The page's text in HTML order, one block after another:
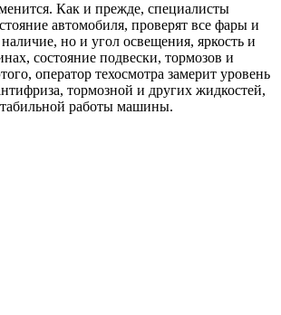
Как и прежде, специалисты
автомобиля, проверят все фары и
но и угол освещения, яркость и
состояние подвески, тормозов и
оператор техосмотра замерит уровень
тормозной и других жидкостей,
работы машины.